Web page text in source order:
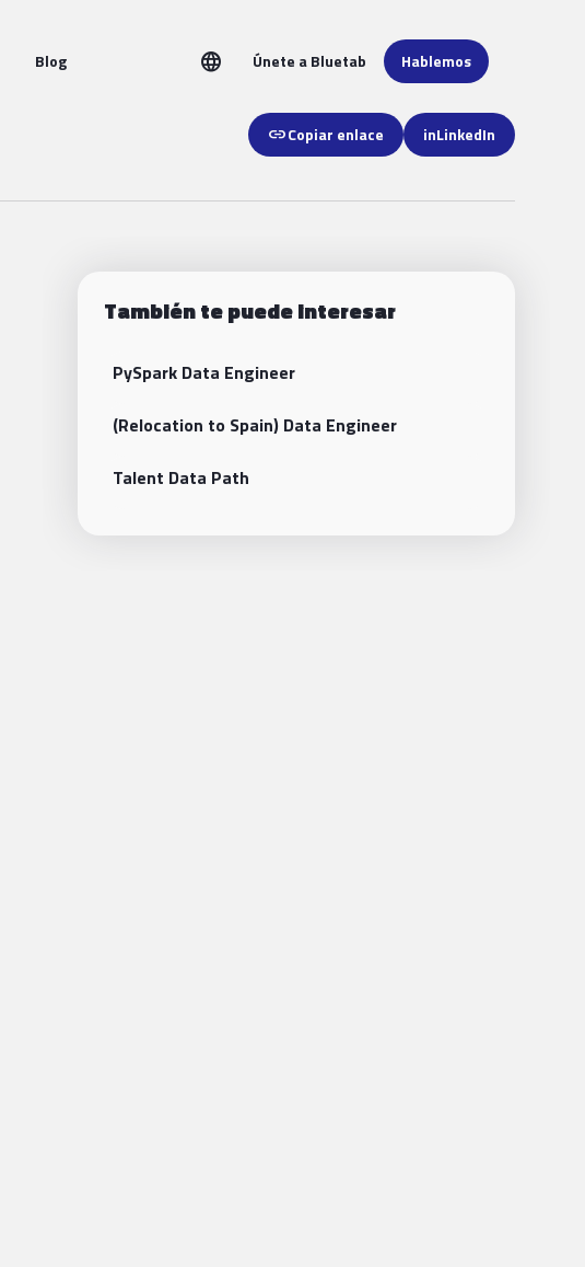
Blog language Únete a Bluetab Hablemos
linkCopiar enlace inLinkedIn
También te puede interesar
PySpark Data Engineer
(Relocation to Spain) Data Engineer
Talent Data Path